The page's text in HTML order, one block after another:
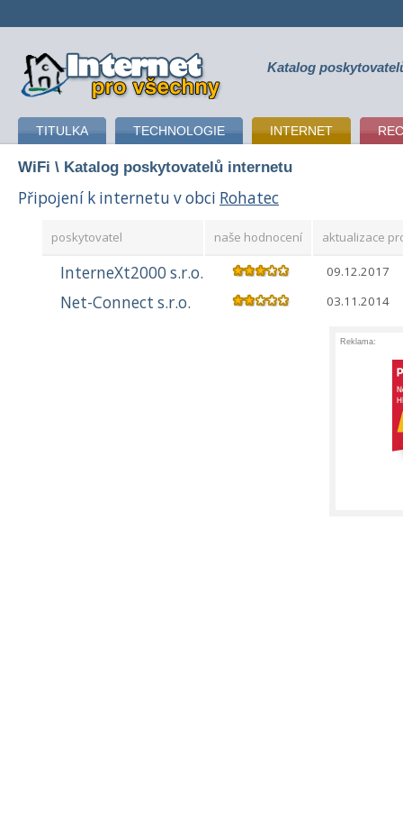
připojení k internetu Katalog
TITULKA TECHNOLOGIE INTERNET
WiFi \ Katalog poskytovatelů internetu
Připojení k internetu v obci Rohatec
poskytovatel naše hodnocení aktualizace
InterneXt2000 s.r.o. 09.12.2017
Net-Connect s.r.o. 03.11.2014
Reklama: